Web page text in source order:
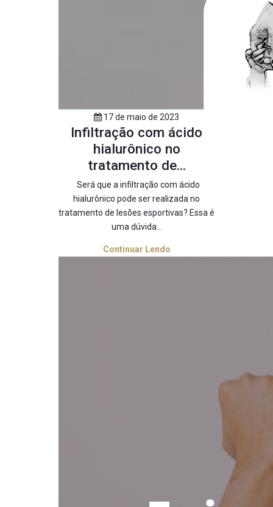
17 de maio de 2023
Infiltração com ácido
hialurônico no
tratamento de...
Será que a infiltração com ácido
hialurônico pode ser realizada no
tratamento de lesões esportivas? Essa é
uma dúvida...
Continuar Lendo